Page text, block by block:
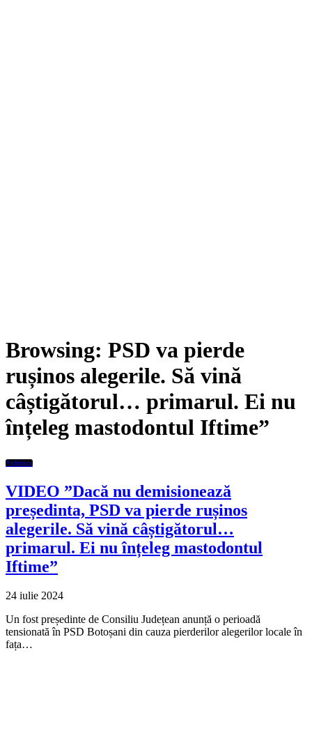
Browsing: PSD va pierde
rușinos alegerile. Să vină
câștigătorul… primarul. Ei nu
înțeleg mastodontul Iftime”
Politica
VIDEO ”Dacă nu demisionează
președinta, PSD va pierde rușinos
alegerile. Să vină câștigătorul…
primarul. Ei nu înțeleg mastodontul
Iftime”
24 iulie 2024
Un fost președinte de Consiliu Județean anunță o perioadă
tensionată în PSD Botoșani din cauza pierderilor alegerilor locale în
fața…